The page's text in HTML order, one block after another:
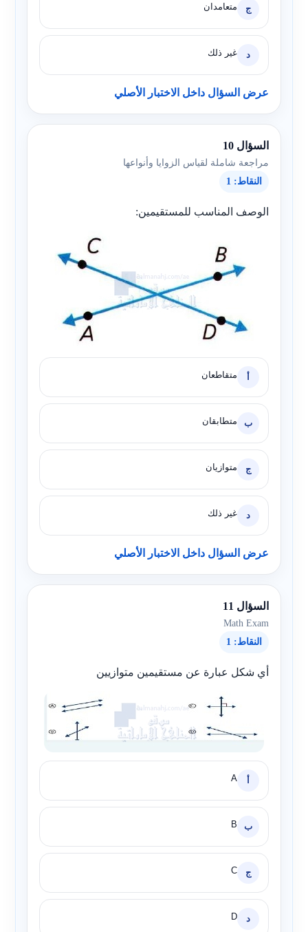
ج متعامدان
د غير ذلك
عرض السؤال داخل الاختبار الأصلي
السؤال 10
مراجعة شاملة لقياس الزوايا وأنواعها
النقاط: 1
الوصف المناسب للمستقيمين:
متقاطعان
ب متطابقان
ج متوازيان
د غير ذلك
عرض السؤال داخل الاختبار الأصلي
السؤال 11
Math Exam
النقاط: 1
أي شكل عبارة عن مستقيمين متوازيين
A
ب B
ج C
د D